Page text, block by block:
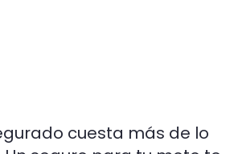
cuesta más de lo